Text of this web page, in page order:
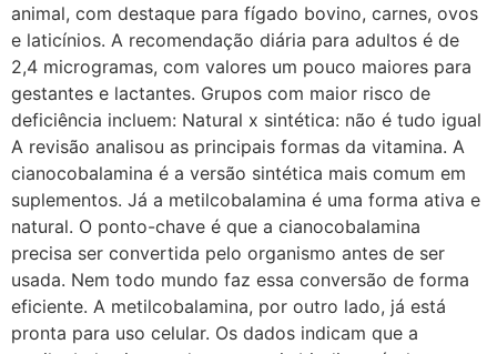
animal, com destaque para fígado bovino, carnes, ovos
e laticínios. A recomendação diária para adultos é de
2,4 microgramas, com valores um pouco maiores para
gestantes e lactantes. Grupos com maior risco de
deficiência incluem: Natural x sintética: não é tudo igual
A revisão analisou as principais formas da vitamina. A
cianocobalamina é a versão sintética mais comum em
suplementos. Já a metilcobalamina é uma forma ativa e
natural. O ponto-chave é que a cianocobalamina
precisa ser convertida pelo organismo antes de ser
usada. Nem todo mundo faz essa conversão de forma
eficiente. A metilcobalamina, por outro lado, já está
pronta para uso celular. Os dados indicam que a